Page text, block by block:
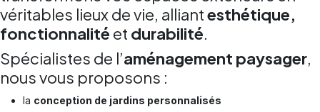
véritables lieux de vie, alliantesthétique,
fonctionnalité et durabilité.
Spécialistes de l’aménagement paysager,
nous vous proposons :
la conception de jardins personnalisés